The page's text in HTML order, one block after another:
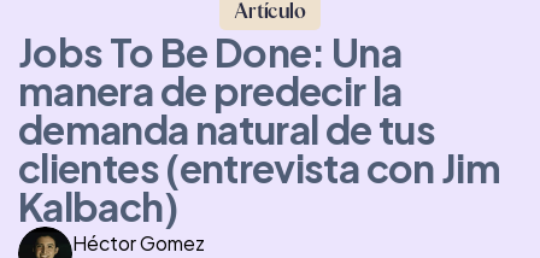
Artículo
Jobs To Be Done: Una
manera de predecir la
demanda natural de tus
clientes (entrevista con Jim
Kalbach)
Héctor Gomez